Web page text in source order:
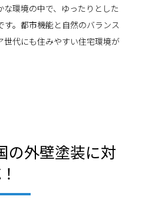
環境の中で、ゆったりとした
。都市機能と自然のバランス
世代にも住みやすい住宅環境が
の外壁塗装に対